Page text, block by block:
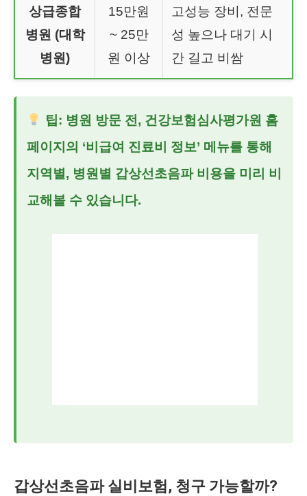
상급종합
병원 (대학
병원)
15만원
~ 25만
원 이상
고성능 장비, 전문
성 높으나 대기 시
간 길고 비쌈
팁: 병원 방문 전, 건강보험심사평가원 홈
페이지의 ‘비급여 진료비 정보’ 메뉴를 통해
지역별, 병원별 갑상선초음파 비용을 미리 비
교해볼 수 있습니다.
갑상선초음파 실비보험, 청구 가능할까?